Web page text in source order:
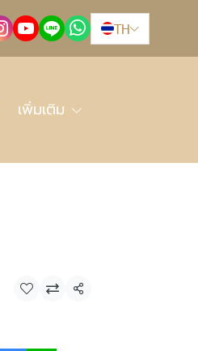
TH
เพิ่มเติม
แชร์